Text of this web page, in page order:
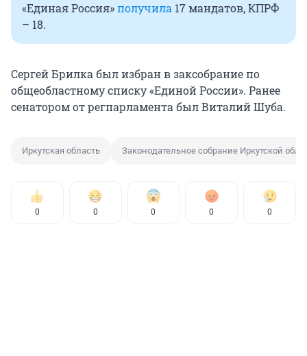
«Единая Россия»получила 17 мандатов, КПРФ
– 18.
Сергей Брилка был избран в заксобрание по
общеобластному списку «Единой России». Ранее
сенатором от регпарламента был Виталий Шуба.
Иркутская область Законодательное собрание Иркутской
0 0 0 0 0